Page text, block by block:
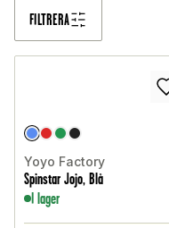
FILTRERA
Yoyo Factory
Spinstar Jojo, Blå
I lager